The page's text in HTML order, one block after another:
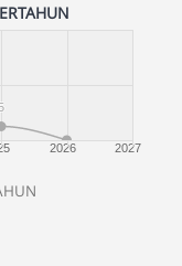
2026 2027